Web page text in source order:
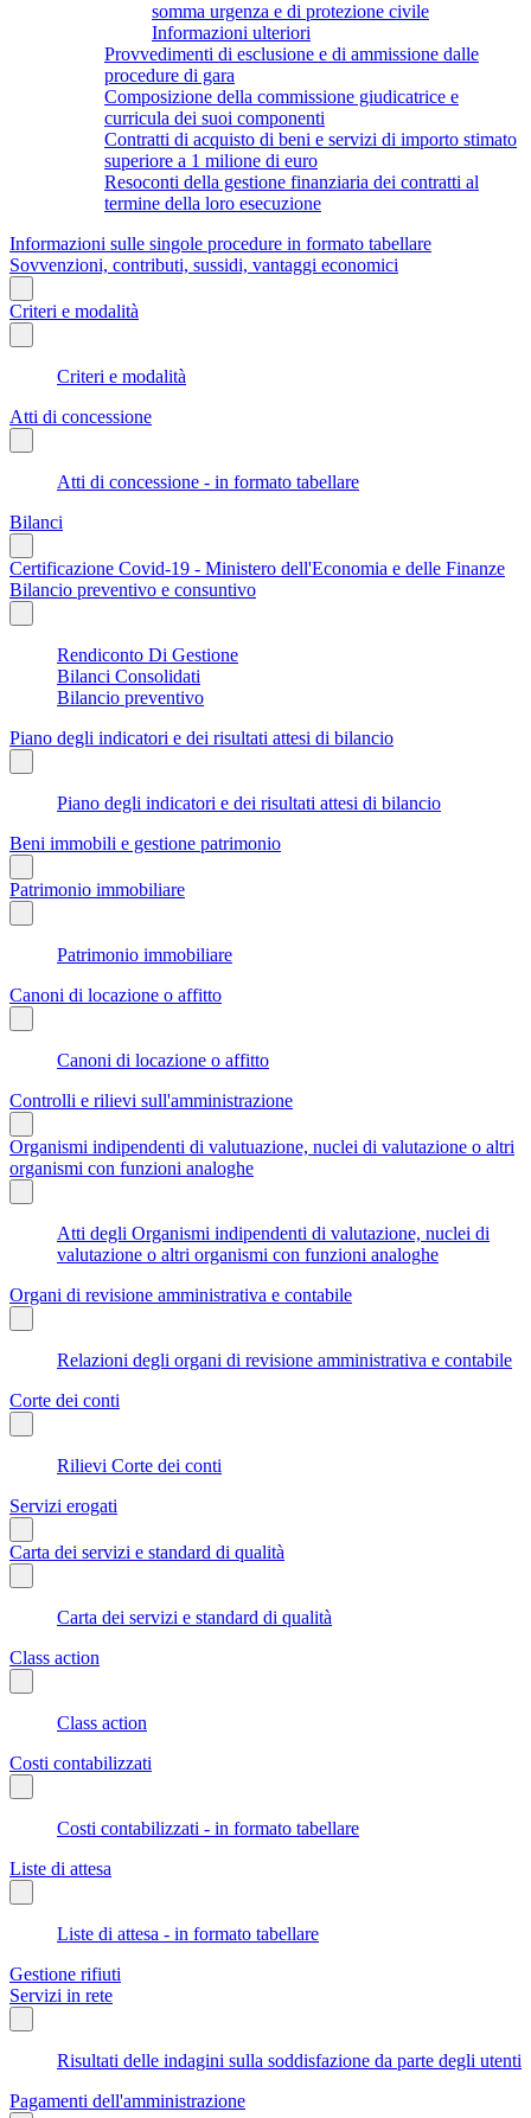
somma urgenza e di protezione civile
Informazioni ulteriori
Provvedimenti di esclusione e di ammissione dalle
procedure di gara
Composizione della commissione giudicatrice e
curricula dei suoi componenti
Contratti di acquisto di beni e servizi di importo stimato
superiore a 1 milione di euro
Resoconti della gestione finanziaria dei contratti al
termine della loro esecuzione
Informazioni sulle singole procedure in formato tabellare
Sovvenzioni, contributi, sussidi, vantaggi economici
Criteri e modalità
Criteri e modalità
Atti di concessione
Atti di concessione - in formato tabellare
Bilanci
Certificazione Covid-19 - Ministero dell'Economia e delle Finanze
Bilancio preventivo e consuntivo
Rendiconto Di Gestione
Bilanci Consolidati
Bilancio preventivo
Piano degli indicatori e dei risultati attesi di bilancio
Piano degli indicatori e dei risultati attesi di bilancio
Beni immobili e gestione patrimonio
Patrimonio immobiliare
Patrimonio immobiliare
Canoni di locazione o affitto
Canoni di locazione o affitto
Controlli e rilievi sull'amministrazione
Organismi indipendenti di valutuazione, nuclei di valutazione o altri
organismi con funzioni analoghe
Atti degli Organismi indipendenti di valutazione, nuclei di
valutazione o altri organismi con funzioni analoghe
Organi di revisione amministrativa e contabile
Relazioni degli organi di revisione amministrativa e contabile
Corte dei conti
Rilievi Corte dei conti
Servizi erogati
Carta dei servizi e standard di qualità
Carta dei servizi e standard di qualità
Class action
Class action
Costi contabilizzati
Costi contabilizzati - in formato tabellare
Liste di attesa
Liste di attesa - in formato tabellare
Gestione rifiuti
Servizi in rete
Risultati delle indagini sulla soddisfazione da parte degli utenti
Pagamenti dell'amministrazione